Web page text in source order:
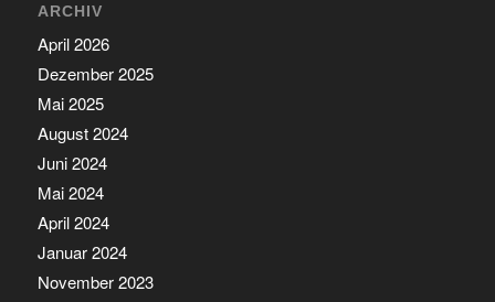
ARCHIV
April 2026
Dezember 2025
Mai 2025
August 2024
Juni 2024
Mai 2024
April 2024
Januar 2024
November 2023